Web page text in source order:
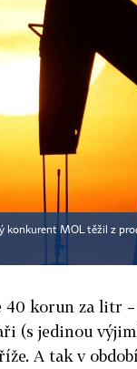
konkurent MOL těžil z
40 korun za litr –
(s jedinou
A tak v